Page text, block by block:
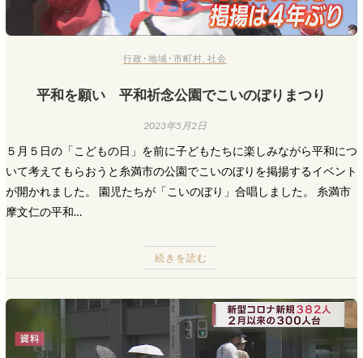
行政･地域･市町村 ,社会
平和を願い 平和祈念公園でこいのぼりまつり
2023年5月2日
５月５日の「こどもの日」を前に子どもたちに楽しみながら平和につ
いて考えてもらおうと糸満市の公園でこいのぼりを掲揚するイベント
が開かれました。 園児たちが「こいのぼり」合唱しました。 糸満市
摩文仁の平和…
続きを読む